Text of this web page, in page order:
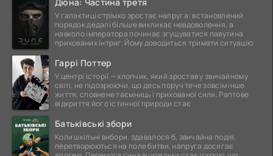
У галактиці стрімко зростає напруга: встановлений
порядок дедалі більше викликає невдоволення, а
навколо імператора починає згущуватися павутина
прихованих інтриг. Йому доводиться тримати ситуацію
Гаррі Поттер
У центрі історії — хлопчик, який зростав у звичайному
світі, не підозрюючи, що десь поруч тече зовсім інше
життя, сповнене таємниць і прихованої сили. Раптове
відкриття його істинної природи стає
Батьківські збори
Коли шкільні вибори, здавалося б, звичайна подія,
перетворюються на поле битви, напруга досягає